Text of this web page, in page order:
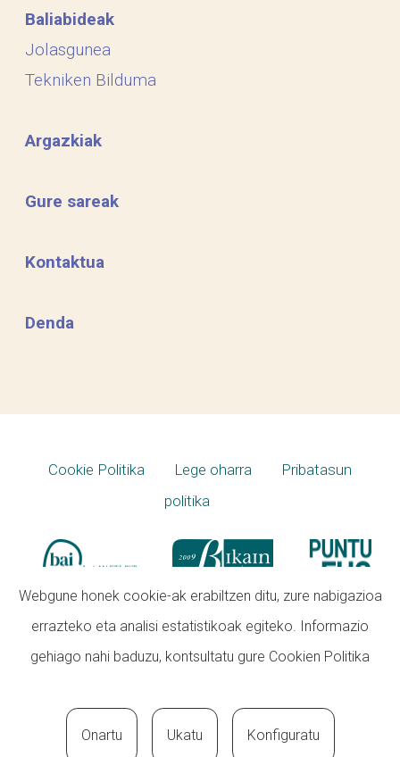
Baliabideak
Jolasgunea
Tekniken Bilduma
Argazkiak
Gure sareak
Kontaktua
Denda
Cookie Politika Lege oharra
Pribatasun
politika
Webgune honek cookie-ak erabiltzen ditu, zure nabigazioa
errazteko eta analisi estatistikoak egiteko. Informazio
gehiago nahi baduzu, kontsultatu gure Cookien Politika
Onartu Ukatu Konfiguratu